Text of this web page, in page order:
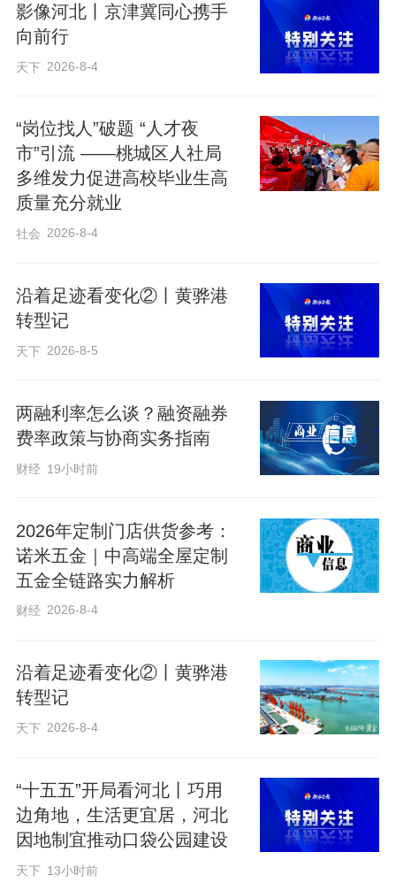
在廊坊文安的低空经济产业园，机长徐星
宇颇有感触，京津冀协同发展十二年，他
见证着这片天空一点点被梦想填满。
空域，未来能扩到2000平方公里，3200米
的飞行高度。“错位发展、延链补链，京津
冀低空协同这张牌，文安打得漂亮。”徐星
急、+研学”，文安把低空经济这盘棋下活
了。
文安飞，看得见前景，飞得到未来。”这句
话，他记了很久。从“奔跑”到“飞翔”，低空
经济是这座城市的新赛道，也是无数普通
京南宜居水乡，低空智造新城。机长徐星
宇，在文安低空经济产业园，等风，也等
天很高，路很长，但文安已经把答案写在
了县域发展的广袤热土上。
影像河北丨京津冀同心携手
向前行
天下 2026-8-4
“岗位找人”破题 “人才夜
市”引流 ——桃城区人社局
多维发力促进高校毕业生高
质量充分就业
社会 2026-8-4
沿着足迹看变化②丨黄骅港
转型记
天下 2026-8-5
两融利率怎么谈？融资融券
费率政策与协商实务指南
财经 19小时前
2026年定制门店供货参考：
诺米五金｜中高端全屋定制
五金全链路实力解析
财经 2026-8-4
沿着足迹看变化②丨黄骅港
转型记
天下 2026-8-4
“十五五”开局看河北丨巧用
边角地，生活更宜居，河北
因地制宜推动口袋公园建设
天下 13小时前